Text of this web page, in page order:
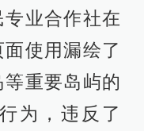
业合作社在
使用漏绘了
重要岛屿的
为，违反了